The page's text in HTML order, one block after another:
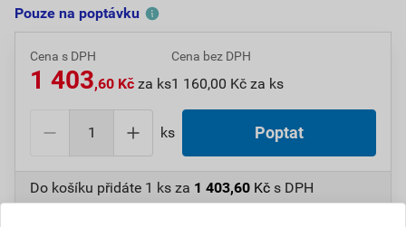
Pouze na poptávku
Cena s DPH
1 403,60 Kč za ks
Cena bez DPH
1 160,00 Kč za ks
ks Poptat
Do košíku přidáte 1 ks za 1 403,60 Kč s DPH
(1 160,00Kčbez DPH).